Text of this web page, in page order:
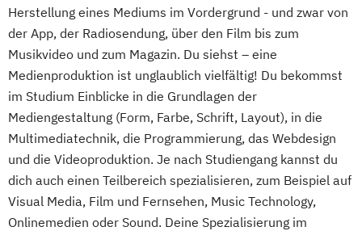
Herstellung eines Mediums im Vordergrund - und zwar von
der App, der Radiosendung, über den Film bis zum
Musikvideo und zum Magazin. Du siehst – eine
Medienproduktion ist unglaublich vielfältig! Du bekommst
im Studium Einblicke in die Grundlagen der
Mediengestaltung (Form, Farbe, Schrift, Layout), in die
Multimediatechnik, die Programmierung, das Webdesign
und die Videoproduktion. Je nach Studiengang kannst du
dich auch einen Teilbereich spezialisieren, zum Beispiel auf
Visual Media, Film und Fernsehen, Music Technology,
Onlinemedien oder Sound. Deine Spezialisierung im